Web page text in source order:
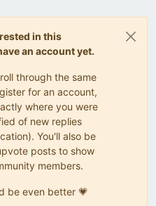
in this
an account yet.
through the same
for an account,
where you were
of new replies
You'll also be
posts to show
members.
be even better 💗